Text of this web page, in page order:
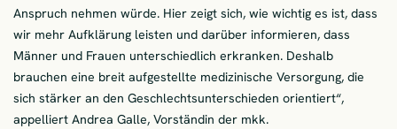
Anspruch nehmen würde. Hier zeigt sich, wie wichtig es ist, dass
wir mehr Aufklärung leisten und darüber informieren, dass
Männer und Frauen unterschiedlich erkranken. Deshalb
brauchen eine breit aufgestellte medizinische Versorgung, die
sich stärker an den Geschlechtsunterschieden orientiert“,
appelliert Andrea Galle, Vorständin der mkk.